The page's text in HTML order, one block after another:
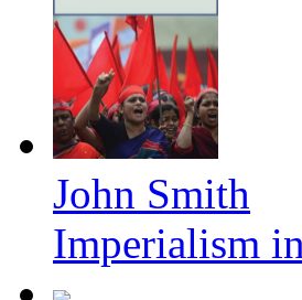
John Smith
Imperialism